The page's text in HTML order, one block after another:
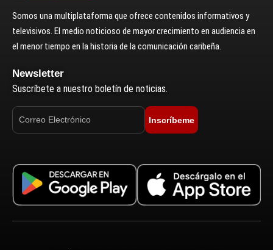
Somos una multiplataforma que ofrece contenidos informativos y
televisivos. El medio noticioso de mayor crecimiento en audiencia en
el menor tiempo en la historia de la comunicación caribeña.
Newsletter
Suscríbete a nuestro boletín de noticias.
Inscríbeme